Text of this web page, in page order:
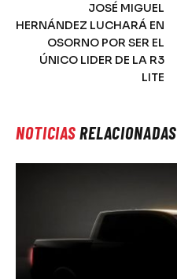
JOSÉ MIGUEL
HERNÁNDEZ LUCHARÁ EN
OSORNO POR SER EL
ÚNICO LIDER DE LA R3
LITE
NOTICIASRELACIONADAS